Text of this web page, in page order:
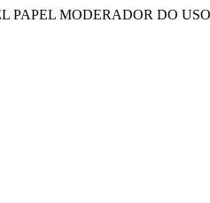
PAPEL MODERADOR DO